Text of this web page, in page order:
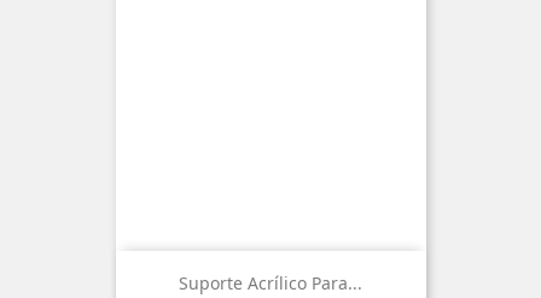
Suporte Acrílico Para...